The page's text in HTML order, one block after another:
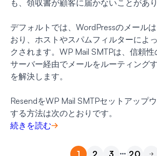
も、領収書が顧客に届かないことがあり
デフォルトでは、WordPressのメール
おり、ホストやスパムフィルターによ
クされます。WP Mail SMTPは、信頼
サーバー経由でメールをルーティング
を解決します。
ResendをWP Mail SMTPセットアップ
する方法は次のとおりです。
続きを読む
…